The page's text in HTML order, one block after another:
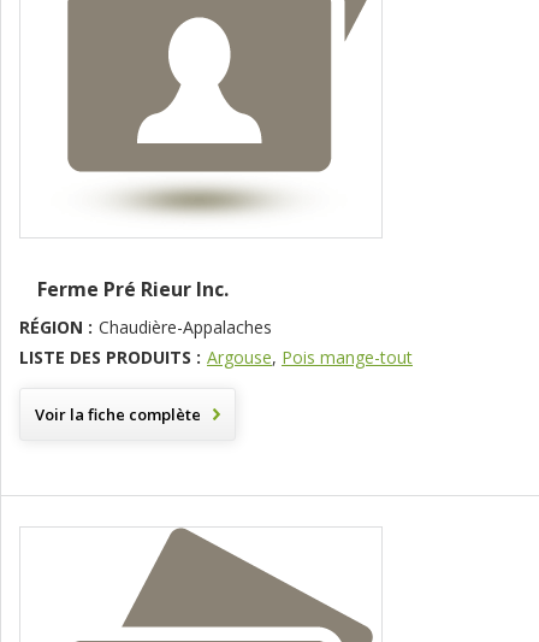
Ferme Pré Rieur Inc.
RÉGION : Chaudière-Appalaches
LISTE DES PRODUITS : Argouse, Pois mange-tout
Voir la fiche complète